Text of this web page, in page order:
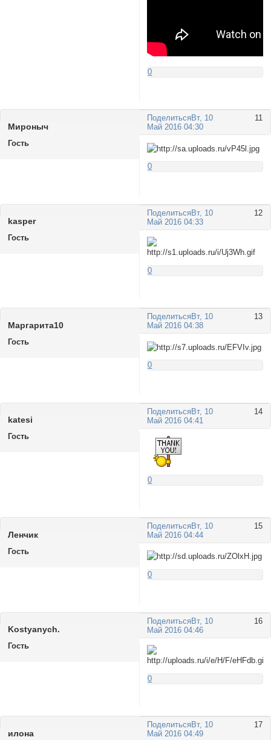
0
Поделиться 11
Вт, 10
Май 2016 04:30
Мироныч
Гость
0
Поделиться 12
Вт, 10
Май 2016 04:33
kasper
Гость
0
Поделиться 13
Вт, 10
Май 2016 04:38
Маргарита10
Гость
0
Поделиться 14
Вт, 10
Май 2016 04:41
katesi
Гость
0
Поделиться 15
Вт, 10
Май 2016 04:44
Ленчик
Гость
0
Поделиться 16
Вт, 10
Май 2016 04:46
Kostyanych.
Гость
0
Поделиться 17
Вт, 10
Май 2016 04:49
илона